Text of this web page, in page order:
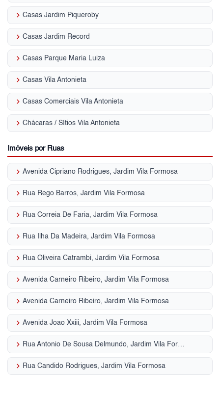
keyboard_arrow_right Casas Jardim Piqueroby
keyboard_arrow_right Casas Jardim Record
keyboard_arrow_right Casas Parque Maria Luiza
keyboard_arrow_right Casas Vila Antonieta
keyboard_arrow_right Casas Comerciais Vila Antonieta
keyboard_arrow_right Chácaras / Sítios Vila Antonieta
Imóveis por Ruas
keyboard_arrow_right Avenida Cipriano Rodrigues, Jardim Vila Formosa
keyboard_arrow_right Rua Rego Barros, Jardim Vila Formosa
keyboard_arrow_right Rua Correia De Faria, Jardim Vila Formosa
keyboard_arrow_right Rua Ilha Da Madeira, Jardim Vila Formosa
keyboard_arrow_right Rua Oliveira Catrambi, Jardim Vila Formosa
keyboard_arrow_right Avenida Carneiro Ribeiro, Jardim Vila Formosa
keyboard_arrow_right Avenida Carneiro Ribeiro, Jardim Vila Formosa
keyboard_arrow_right Avenida Joao Xxiii, Jardim Vila Formosa
keyboard_arrow_right Rua Antonio De Sousa Delmundo, Jardim Vila Formosa
keyboard_arrow_right Rua Candido Rodrigues, Jardim Vila Formosa